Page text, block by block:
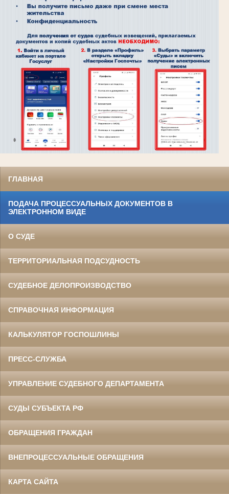
ГЛАВНАЯ
ПОДАЧА ПРОЦЕССУАЛЬНЫХ ДОКУМЕНТОВ В
ЭЛЕКТРОННОМ ВИДЕ
О СУДЕ
ТЕРРИТОРИАЛЬНАЯ ПОДСУДНОСТЬ
СУДЕБНОЕ ДЕЛОПРОИЗВОДСТВО
СПРАВОЧНАЯ ИНФОРМАЦИЯ
КАЛЬКУЛЯТОР ГОСПОШЛИНЫ
ПРЕСС-СЛУЖБА
УПРАВЛЕНИЕ СУДЕБНОГО ДЕПАРТАМЕНТА
СУДЫ СУБЪЕКТА РФ
ОБРАЩЕНИЯ ГРАЖДАН
ВНЕПРОЦЕССУАЛЬНЫЕ ОБРАЩЕНИЯ
КАРТА САЙТА